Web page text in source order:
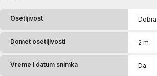
Osetljivost Dobra
Domet osetljivosti 2 m
Vreme i datum snimka Da